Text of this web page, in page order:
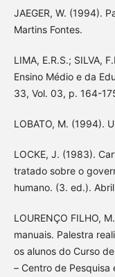
JAEGER, W. (1994).
Martins Fontes.
LIMA, E.R.S.; SILVA,
Ensino Médio e da
33, Vol. 03, p. 164-
LOBATO, M. (1994).
LOCKE, J. (1983).
tratado sobre o
humano. (3. ed.).
LOURENÇO FILHO,
manuais. Palestra
os alunos do Curso
– Centro de Pesquisa